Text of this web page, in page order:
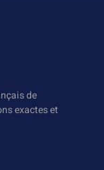
de
exactes et